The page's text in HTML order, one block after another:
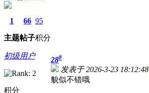
1
主题
66
帖子
95
积分
初级用户
积分
28#
发表于 2026-3-23 18:12:48
貌似不错哦